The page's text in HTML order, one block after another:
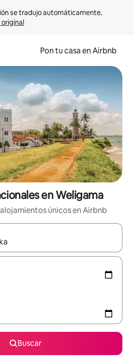
original
Pon tu casa en Airbnb
en Weligama
únicos en Airbnb
estén disponibles, navega con las
Buscar